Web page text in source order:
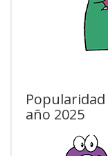
año 2025